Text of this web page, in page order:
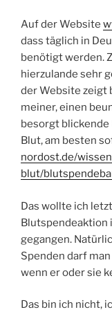
Auf der Website
dass täglich in
benötigt werden.
hierzulande sehr
der Website zeigt
meiner, einen
besorgt
Blut, am besten
nordost.de/
blut/
Das wollte ich
Blutspendeaktion
gegangen.
Spenden darf
wenn er oder sie
Das bin ich nicht,